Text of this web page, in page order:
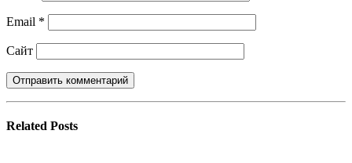
Email *
Сайт
Related Posts